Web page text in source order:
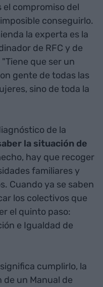
el compromiso del
conseguirlo.
la experta es la
de RFC y de
que ser un
gente de todas las
sino de toda la
de la
la situación de
hay que recoger
familiares y
Cuando ya se saben
los colectivos que
el quinto paso:
e Igualdad de
cumplirlo, la
un Manual de